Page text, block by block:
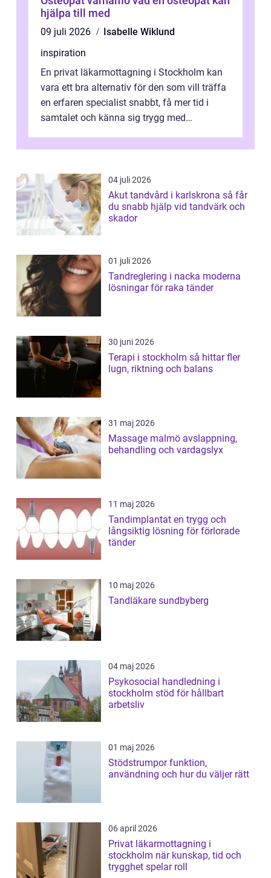
hjälpa till med
09 juli 2026
Isabelle Wiklund
inspiration
En privat läkarmottagning i Stockholm kan
vara ett bra alternativ för den som vill träffa
en erfaren specialist snabbt, få mer tid i
samtalet och känna sig trygg med
04 juli 2026
Akut tandvård i karlskrona så får
du snabb hjälp vid tandvärk och
skador
01 juli 2026
Tandreglering i nacka moderna
lösningar för raka tänder
30 juni 2026
Terapi i stockholm så hittar fler
lugn, riktning och balans
31 maj 2026
Massage malmö avslappning,
behandling och vardagslyx
11 maj 2026
Tandimplantat en trygg och
långsiktig lösning för förlorade
tänder
10 maj 2026
Tandläkare sundbyberg
04 maj 2026
Psykosocial handledning i
stockholm stöd för hållbart
arbetsliv
01 maj 2026
Stödstrumpor funktion,
användning och hur du väljer rätt
06 april 2026
Privat läkarmottagning i
stockholm när kunskap, tid och
trygghet spelar roll